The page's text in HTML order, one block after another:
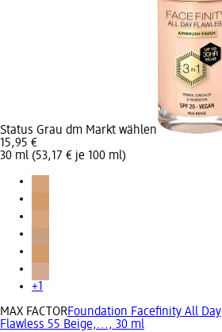
Status Grau dm Markt wählen
15,95 €
30 ml (53,17 € je 100 ml)
+1
MAX FACTORFoundation Facefinity All Day
Flawless 55 Beige,..., 30 ml